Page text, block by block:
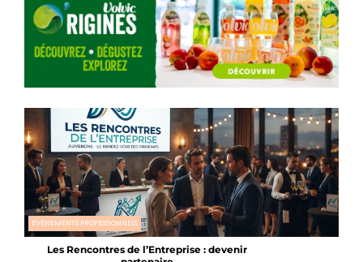
EVÉNEMENTS PROFESSIONNELS
Les Rencontres de l’Entreprise : devenir